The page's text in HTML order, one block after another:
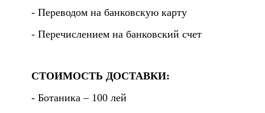
- Переводом на банковскую карту
- Перечислением на банковский счет
СТОИМОСТЬ ДОСТАВКИ:
- Ботаника – 100 лей